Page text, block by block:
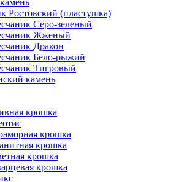
Ростовский (пластушка)
Серо-зеленый
Жженый
Дракон
Бело-рыжий
Тигровый
камень
крошка
крошка
крошка
крошка
крошка